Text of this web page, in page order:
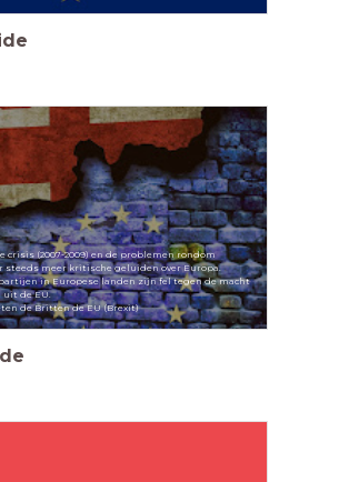
crisis (2007-2009) en de problemen rondom
steeds meer kritische geluiden over Europa.
in Europese landen zijn fel tegen de macht
uit de EU.
de Britten de EU (Brexit)